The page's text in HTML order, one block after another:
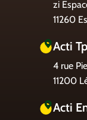
zi
11260
Acti Tp
4 rue
11200
Acti